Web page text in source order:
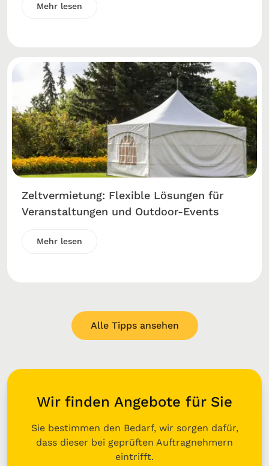
Mehr lesen
Zeltvermietung: Flexible Lösungen für
Veranstaltungen und Outdoor-Events
Mehr lesen
Alle Tipps ansehen
Wir finden Angebote für Sie
Sie bestimmen den Bedarf, wir sorgen dafür,
dass dieser bei geprüften Auftragnehmern
eintrifft.